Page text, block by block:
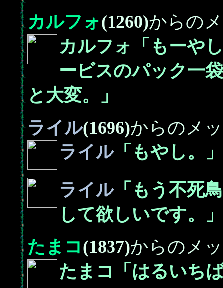
カルフォ(1260)からの
カルフォ「もーや
ービスのパック一
と大変。」
ライル(1696)からのメ
ライル「もやし。」
ライル「もう不死
して欲しいです。」
たまコ(1837)からのメ
たまコ「はるいち